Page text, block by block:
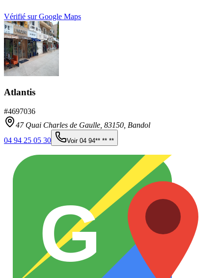
Vérifié sur Google Maps
Atlantis
#4697036
47 Quai Charles de Gaulle, 83150 Bandol
04 94 25 05 30
Voir 04 94** ** **
G